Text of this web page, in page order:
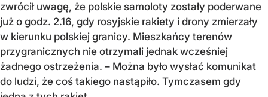
zwrócił uwagę, że polskie samoloty zostały poderwane
już o godz. 2.16, gdy rosyjskie rakiety i drony zmierzały
w kierunku polskiej granicy. Mieszkańcy terenów
przygranicznych nie otrzymali jednak wcześniej
żadnego ostrzeżenia. – Można było wysłać komunikat
do ludzi, że coś takiego nastąpiło. Tymczasem gdy